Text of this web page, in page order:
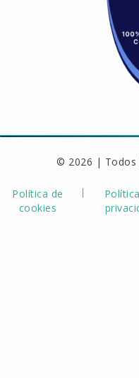
© 2026 | Todos
Política de
cookies